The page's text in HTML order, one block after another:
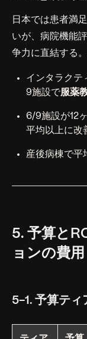
日本では患者満
いが、病院機能
争力に直結する
インタラクテ
9施設で服薬
6/9施設が12
平均以上に改
産後病棟で平
5. 予算と
ョンの費用
5-1. 予算ティ